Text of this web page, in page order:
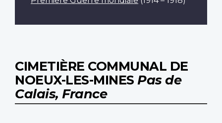
CIMETIÈRE COMMUNAL DE
NOEUX-LES-MINES Pas de
Calais, France